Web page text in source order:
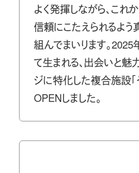
よく発揮しながら、これ
信頼にこたえられるよう
組んでまいります。
て生まれる、出会いと魅
ジに特化した複合施設「
OPENしました。